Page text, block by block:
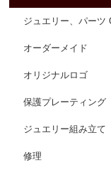
ジュエリー、パーツ
オーダーメイド
オリジナルロゴ
保護プレーティング
ジュエリー組み立て
修理